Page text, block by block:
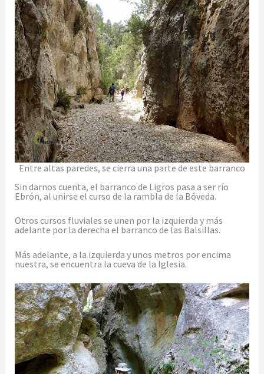
Entre altas paredes, se cierra una parte de este barranco
Sin darnos cuenta, el barranco de Ligros pasa a ser río
Ebrón, al unirse el curso de la rambla de la Bóveda.
Otros cursos fluviales se unen por la izquierda y más
adelante por la derecha el barranco de las Balsillas.
Más adelante, a la izquierda y unos metros por encima
nuestra, se encuentra la cueva de la Iglesia.